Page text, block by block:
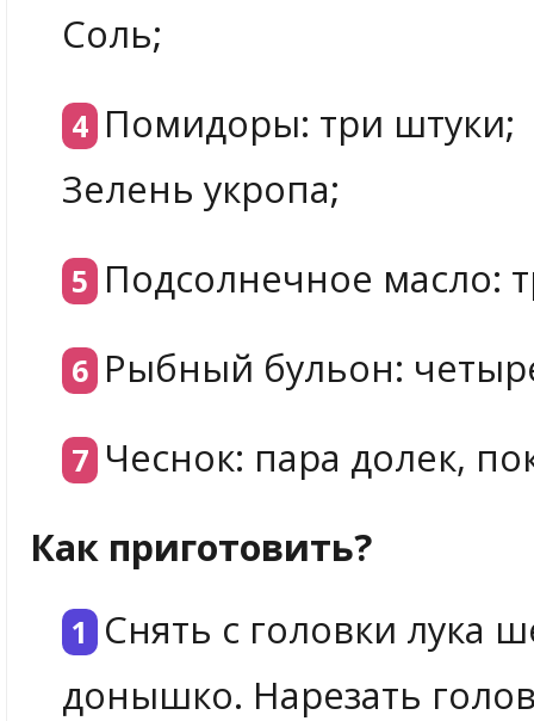
Соль;
Помидоры: три штуки;
Зелень укропа;
Подсолнечное масло:
Рыбный бульон:
Чеснок: пара долек,
Как приготовить?
Снять с головки лука
донышко. Нарезать